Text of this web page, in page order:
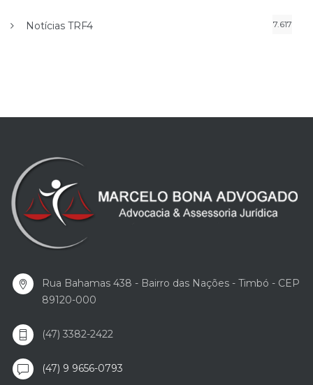
Notícias TRF4 7.617
Rua Bahamas 438 - Bairro das Nações - Timbó - CEP
89120-000
(47) 3382-2422
(47) 9 9656-0793